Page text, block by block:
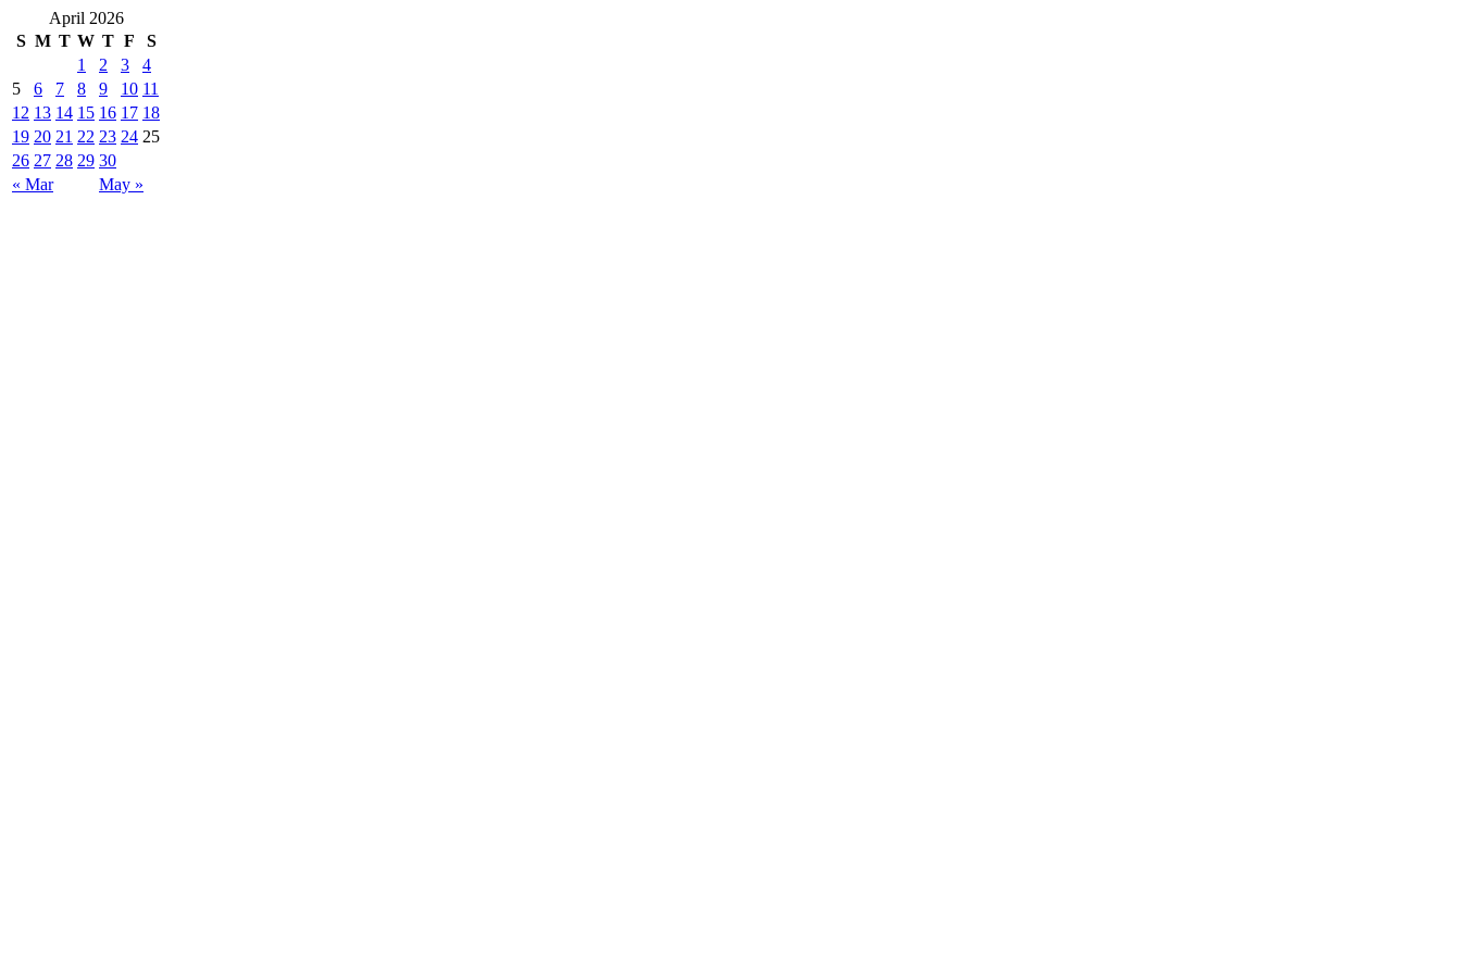
April 2026
S M T W T F S
« Mar May »
1 2 3
4
5
6 7 8 9 10 11
12 13 14 15 16 17 18
19 20 21 22 23 24 25
26 27 28 29 30